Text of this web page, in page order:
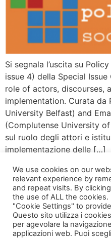
Si segnala l’uscita su
issue 4) della Special
role of actors, discourses,
implementation. Curata da
University Belfast) and
(Complutense University
sul ruolo degli attori e
implementazione delle […]
We use cookies on our
relevant experience by
and repeat visits. By
the use of ALL the
"Cookie Settings" to
Questo sito utilizza i
per agevolare la
applicazioni web. Puoi